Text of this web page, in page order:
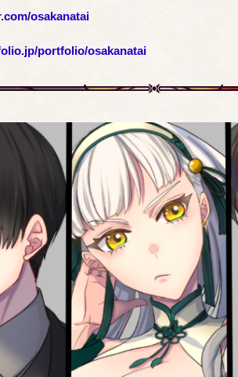
osakanatai
portfolio/osakanatai